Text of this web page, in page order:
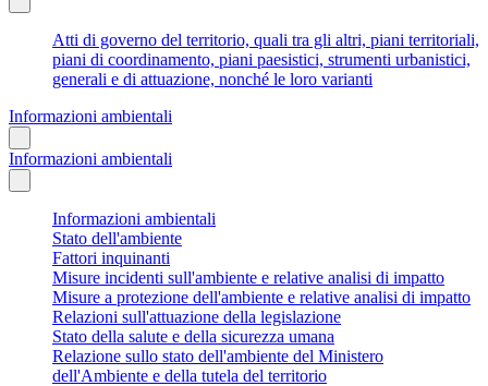
Atti di governo del territorio, quali tra gli altri, piani territoriali,
piani di coordinamento, piani paesistici, strumenti urbanistici,
generali e di attuazione, nonché le loro varianti
Informazioni ambientali
Informazioni ambientali
Informazioni ambientali
Stato dell'ambiente
Fattori inquinanti
Misure incidenti sull'ambiente e relative analisi di impatto
Misure a protezione dell'ambiente e relative analisi di impatto
Relazioni sull'attuazione della legislazione
Stato della salute e della sicurezza umana
Relazione sullo stato dell'ambiente del Ministero
dell'Ambiente e della tutela del territorio